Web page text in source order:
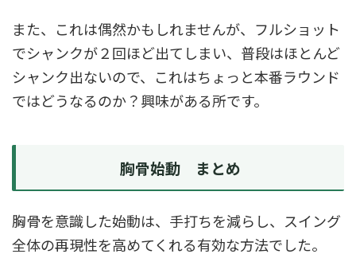
また、これは偶然かもしれませんが、フルショット
でシャンクが２回ほど出てしまい、普段はほとんど
シャンク出ないので、これはちょっと本番ラウンド
ではどうなるのか？興味がある所です。
胸骨始動 まとめ
胸骨を意識した始動は、手打ちを減らし、スイング
全体の再現性を高めてくれる有効な方法でした。